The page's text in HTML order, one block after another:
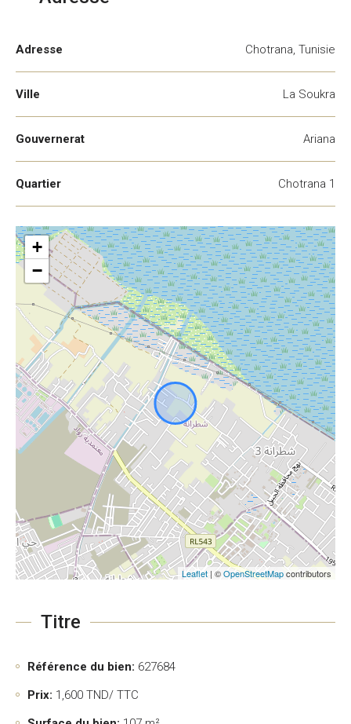
Adresse Chotrana, Tunisie
Ville La Soukra
Gouvernerat Ariana
Quartier Chotrana 1
+
−
Leaflet | ©OpenStreetMapcontributors
Titre
Référence du bien: 627684
Prix: 1,600 TND/ TTC